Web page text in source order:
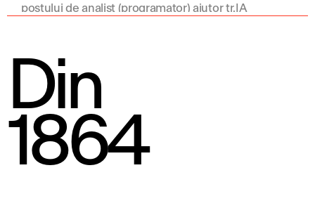
postului de analist (programator) ajutor tr.IA
Din
1864